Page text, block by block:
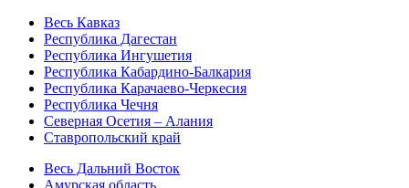
Весь Кавказ
Республика Дагестан
Республика Ингушетия
Республика Кабардино-Балкария
Республика Карачаево-Черкесия
Республика Чечня
Северная Осетия – Алания
Ставропольский край
Весь Дальний Восток
Амурская область